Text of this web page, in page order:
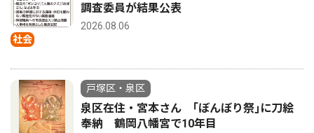
社会
調査委員が結果公表
2026.08.06
戸塚区・泉区
泉区在住・宮本さん ｢ぼんぼり祭｣に刀絵
奉納 鶴岡八幡宮で10年目